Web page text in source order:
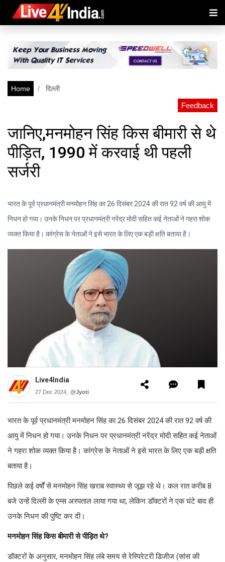
Home दिल्ली
Feedback
जानिए,मनमोहन सिंह किस बीमारी से थे
पीड़ित, 1990 में करवाई थी पहली
सर्जरी
भारत के पूर्व प्रधानमंत्री मनमोहन सिंह का 26 दिसंबर 2024 की रात 92 वर्ष की आयु में
निधन हो गया। उनके निधन पर प्रधानमंत्री नरेंद्र मोदी सहित कई नेताओं ने गहरा शोक
व्यक्त किया है। कांग्रेस के नेताओं ने इसे भारत के लिए एक बड़ी क्षति बताया है।
Live4India
27 Dec 2024, @Jyoti
भारत के पूर्व प्रधानमंत्री मनमोहन सिंह का 26 दिसंबर 2024 की रात 92 वर्ष की
आयु में निधन हो गया। उनके निधन पर प्रधानमंत्री नरेंद्र मोदी सहित कई नेताओं
ने गहरा शोक व्यक्त किया है। कांग्रेस के नेताओं ने इसे भारत के लिए एक बड़ी क्षति
बताया है।
पिछले कई वर्षों से मनमोहन सिंह खराब स्वास्थ्य से जूझ रहे थे। कल रात करीब 8
बजे उन्हें दिल्ली के एम्स अस्पताल लाया गया था, लेकिन डॉक्टरों ने एक घंटे बाद ही
उनके निधन की पुष्टि कर दी।
मनमोहन सिंह किस बीमारी से पीड़ित थे?
डॉक्टरों के अनुसार, मनमोहन सिंह लंबे समय से रेस्पिरेटरी डिजीज (सांस की